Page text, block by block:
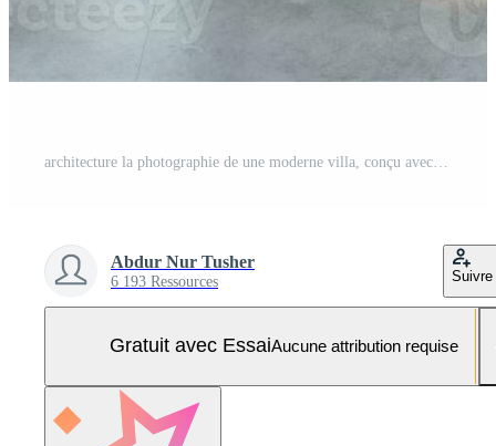
Abdur Nur Tusher
6 193 Ressources Suivre
Gratuit avec EssaiAucune attribution requise